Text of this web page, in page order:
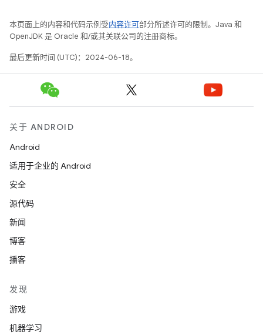
本页面上的内容和代码示例受内容许可部分所述许可的限制。Java 和
OpenJDK 是 Oracle 和/或其关联公司的注册商标。
最后更新时间 (UTC)：2024-06-18。
关于 ANDROID
Android
适用于企业的 Android
安全
源代码
新闻
博客
播客
发现
游戏
机器学习